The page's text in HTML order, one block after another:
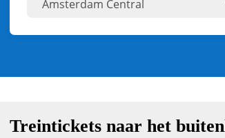
Treintickets naar het